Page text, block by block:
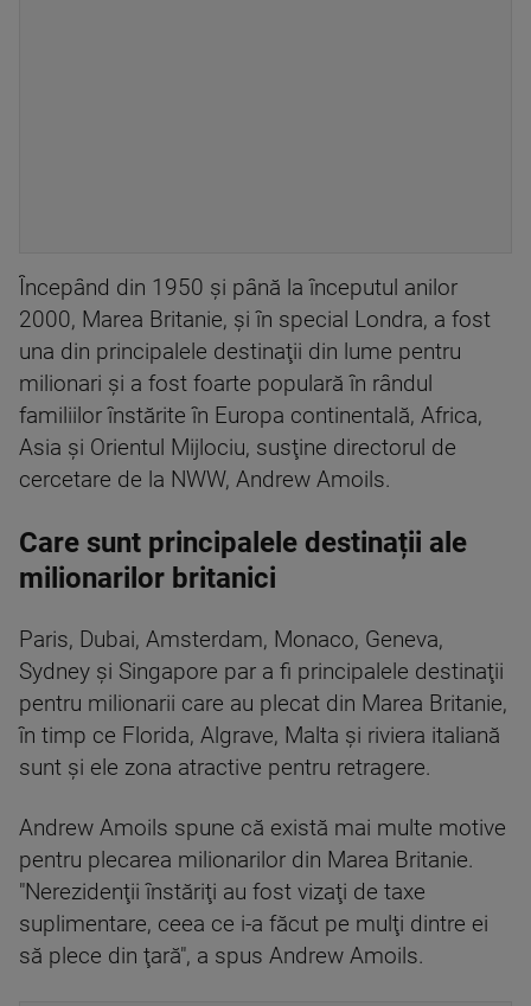
Începând din 1950 şi până la începutul anilor
2000, Marea Britanie, şi în special Londra, a fost
una din principalele destinaţii din lume pentru
milionari şi a fost foarte populară în rândul
familiilor înstărite în Europa continentală, Africa,
Asia şi Orientul Mijlociu, susţine directorul de
cercetare de la NWW, Andrew Amoils.
Care sunt principalele destinații ale
milionarilor britanici
Paris, Dubai, Amsterdam, Monaco, Geneva,
Sydney şi Singapore par a fi principalele destinaţii
pentru milionarii care au plecat din Marea Britanie,
în timp ce Florida, Algrave, Malta şi riviera italiană
sunt şi ele zona atractive pentru retragere.
Andrew Amoils spune că există mai multe motive
pentru plecarea milionarilor din Marea Britanie.
"Nerezidenţii înstăriţi au fost vizaţi de taxe
suplimentare, ceea ce i-a făcut pe mulţi dintre ei
să plece din ţară", a spus Andrew Amoils.